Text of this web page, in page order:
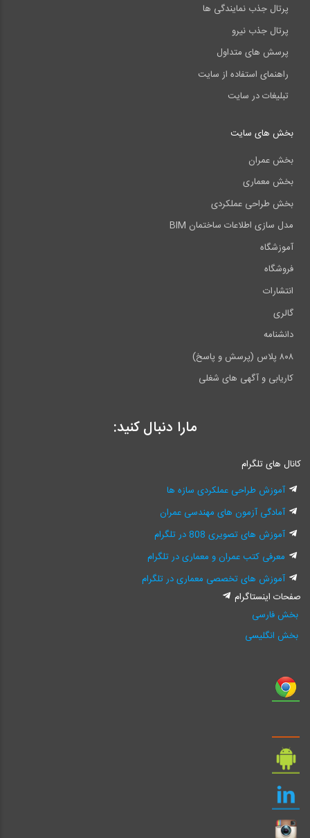
پرتال جذب نمایندگی ها
پرتال جذب نیرو
پرسش های متداول
راهنمای استفاده از سایت
تبلیغات در سایت
بخش های سایت
بخش عمران
بخش معماری
بخش طراحی عملکردی
مدل سازی اطلاعات ساختمان BIM
آموزشگاه
فروشگاه
انتشارات
گالری
دانشنامه
۸۰۸ پلاس (پرسش و پاسخ)
کاریابی و آگهی های شغلی
مارا دنبال کنید:
کانال های تلگرام
آموزش طراحی عملکردی سازه ها
آمادگی آزمون های مهندسی عمران
آموزش های تصویری 808 در تلگرام
معرفی کتب عمران و معماری در تلگرام
آموزش های تخصصی معماری در تلگرام
صفحات اینستاگرام
بخش فارسی
بخش انگلیسی